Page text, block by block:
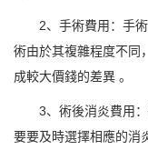
2、手術費用：手
術由於其複雜程度不同
成較大價錢的差異 。
3、術後消炎費用
要要及時選擇相應的消